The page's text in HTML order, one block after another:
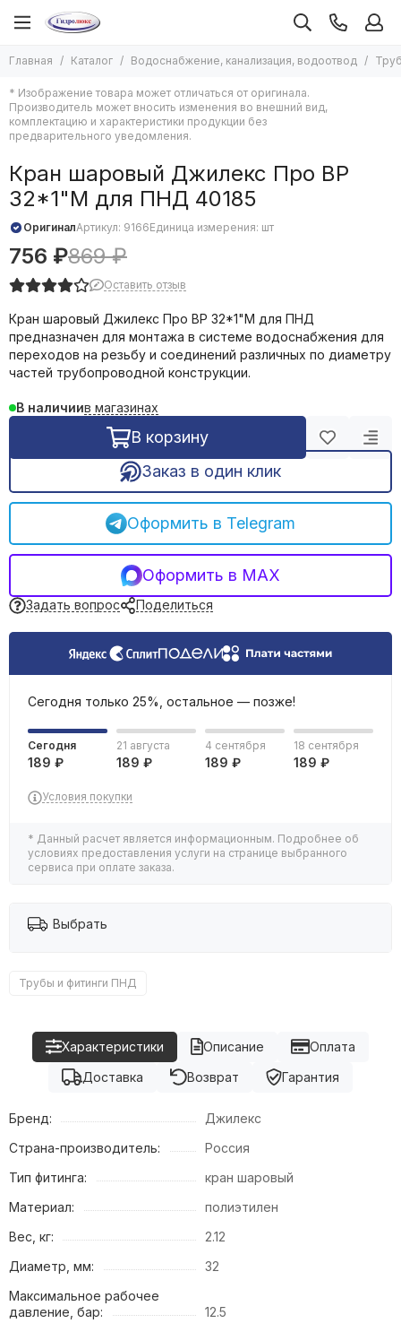
Водоснабжение, канализация, водоотвод
Водонагреватели
Насосы
Автоматика систем водоснабжения
Системы защиты от протечек
Средства монтажа водоснабжения
Кабель греющий в водопровод
Канализация и водоотведение
Гибкие подводки
Смесители воды
Гидропневмобаки
Люки сантехнические
Трубы, фитинги и арматура
Трубы, фитинги и арматура
Аксиальные трубы и фитинги
Гофрированные трубы и фитинги
Металлопластиковые трубы и фитинги (Метапол)
Полипропиленовые трубы и фитинги
Системы трубопроводов из нержавеющей стали
Стальные трубы и фитинги к ним
Трубы и фитинги ПНД
Запорная арматура
Резьбовые фитинги
Редукторы, манометры, термометры
Теплоизоляция для труб
Фильтры грубой очистки
REHAU трубы и фитинги
Фильтрация воды
Главная Каталог Водоснабжение, канализация, водоотвод
* Изображение товара может отличаться от оригинала.
Производитель может вносить изменения во внешний вид,
комплектацию и характеристики продукции без
предварительного уведомления.
Кран шаровый Джилекс Про ВР
32*1"М для ПНД 40185
ОригиналАртикул: 9166Единица измерения: шт
756 ₽869 ₽
Оставить отзыв
Кран шаровый Джилекс Про ВР 32*1"М для ПНД
предназначен для монтажа в системе водоснабжения для
переходов на резьбу и соединений различных по диаметру
частей трубопроводной конструкции.
В наличии в магазинах
В корзину
Оформить в Telegram
Оформить в MAX
Заказ в один клик
Задать вопрос Поделиться
Сегодня только 25%, остальное — позже!
Сегодня
189 ₽
21 августа
189 ₽
4 сентября
189 ₽
18 сентября
189 ₽
Условия покупки
* Данный расчет является информационным. Подробнее об
условиях предоставления услуги на странице выбранного
сервиса при оплате заказа.
Выбрать
Трубы и фитинги ПНД
Описание
Характеристики
Оплата
Доставка
Возврат Гарантия
Бренд:
Джилекс
Страна-производитель:
Россия
Тип фитинга:
кран шаровый
Материал:
полиэтилен
Вес, кг:
2.12
Диаметр, мм:
32
Максимальное рабочее
давление, бар:
12.5